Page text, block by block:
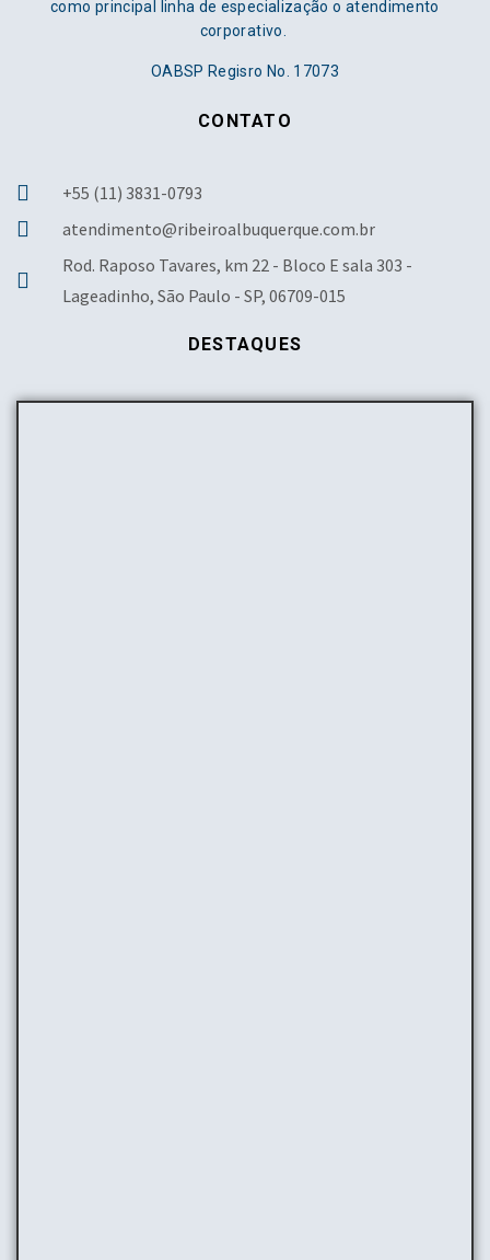
como principal linha de especialização o atendimento
corporativo.
OABSP Regisro No. 17073
CONTATO
+55 (11) 3831-0793
atendimento@ribeiroalbuquerque.com.br
Rod. Raposo Tavares, km 22 - Bloco E sala 303 -
Lageadinho, São Paulo - SP, 06709-015
DESTAQUES